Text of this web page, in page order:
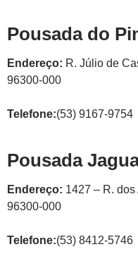
Pousada do
Endereço: R. Júlio de
96300-000
Telefone:(53) 9167-9754
Pousada
Endereço: 1427 – R.
96300-000
Telefone:(53) 8412-5746